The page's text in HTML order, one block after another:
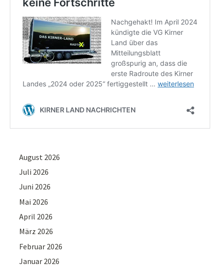
August 2026
Juli 2026
Juni 2026
Mai 2026
April 2026
März 2026
Februar 2026
Januar 2026